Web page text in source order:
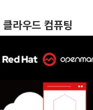
클라우드 컴퓨팅